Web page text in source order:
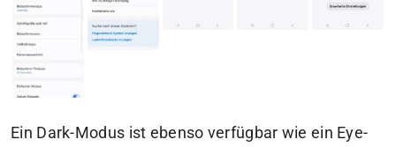
Ein Dark-Modus ist ebenso verfügbar wie ein Eye-